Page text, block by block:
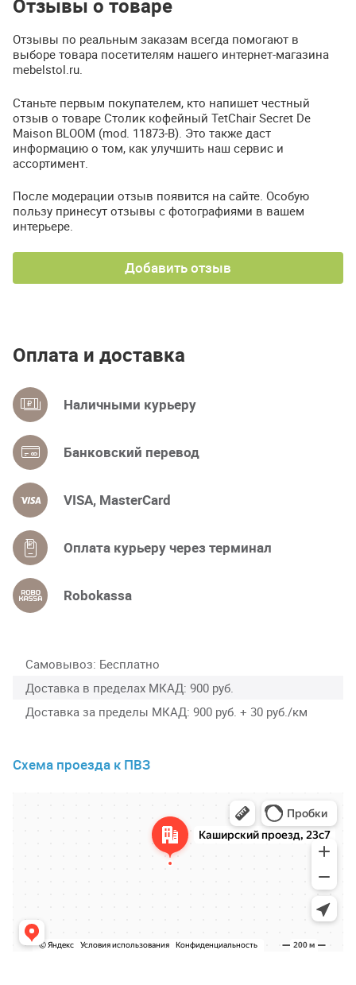
Отзывы о товаре
Отзывы по реальным заказам всегда помогают в
выборе товара посетителям нашего интернет-магазина
mebelstol.ru.
Станьте первым покупателем, кто напишет честный
отзыв о товаре Столик кофейный TetChair Secret De
Maison BLOOM (mod. 11873-B). Это также даст
информацию о том, как улучшить наш сервис и
ассортимент.
После модерации отзыв появится на сайте. Особую
пользу принесут отзывы с фотографиями в вашем
интерьере.
Добавить отзыв
Оплата и доставка
Наличными курьеру
Банковский перевод
VISA, MasterCard
Оплата курьеру через терминал
Robokassa
Самовывоз Бесплатно
Доставка в пределах МКАД 900 руб.
Доставка за пределы МКАД 900 руб. + 30 руб./км
Схема проезда к ПВЗ